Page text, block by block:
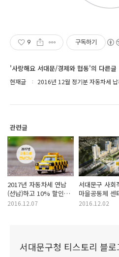
9 구독하기
'사랑해요 서대문/경제와 협동'의 다른글
현재글 2016년 12월 정기분 자동차세
관련글
2017년 자동차세 연납
(선납)하고 10% 할인
받자! 자동차세
2016.12.07
서대문구 사회
마을공동체 센
입주할 기업을
2016.12.02
서대문구청 티스토리 블로